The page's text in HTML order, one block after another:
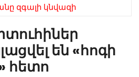
զգալի կնվազի
են «հոգի
հետո